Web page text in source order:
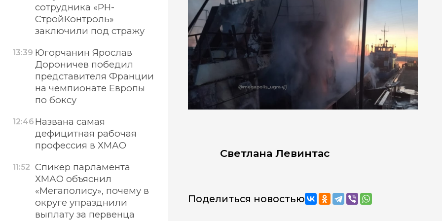
Светлана Левинтас
Поделиться новостью
сотрудника «РН-
СтройКонтроль»
заключили под стражу
13:39 Югорчанин Ярослав
Дороничев победил
представителя Франции
на чемпионате Европы
по боксу
12:46 Названа самая
дефицитная рабочая
профессия в ХМАО
11:52 Спикер парламента
ХМАО объяснил
«Мегаполису», почему в
округе упразднили
выплату за первенца